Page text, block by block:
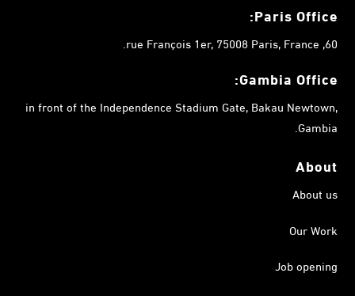
Paris Office:
60, rue François 1er, 75008 Paris, France.
Gambia Office:
in front of the Independence Stadium Gate, Bakau Newtown,
Gambia.
About
About us
Our Work
Job opening